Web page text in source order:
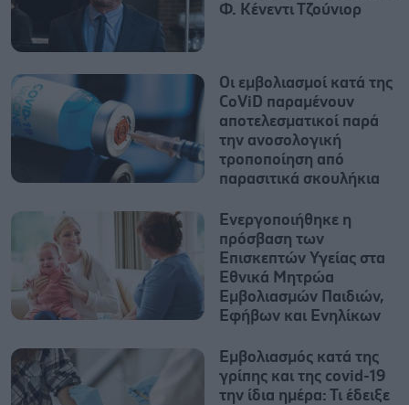
Φ. Κένεντι Τζούνιορ
Οι εμβολιασμοί κατά της
CοViD παραμένουν
αποτελεσματικοί παρά
την ανοσολογική
τροποποίηση από
παρασιτικά σκουλήκια
Ενεργοποιήθηκε η
πρόσβαση των
Επισκεπτών Υγείας στα
Εθνικά Μητρώα
Εμβολιασμών Παιδιών,
Εφήβων και Ενηλίκων
Εμβολιασμός κατά της
γρίπης και της covid-19
την ίδια ημέρα: Τι έδειξε